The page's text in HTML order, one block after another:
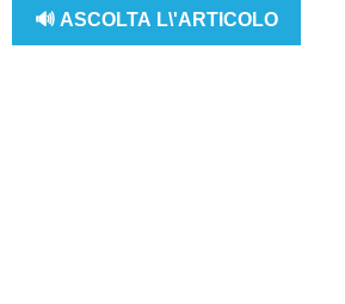
🔊 ASCOLTA L\'ARTICOLO